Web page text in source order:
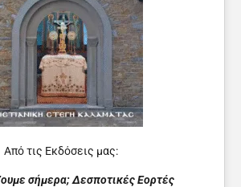
Από τις Εκδόσεις μας:
σήμερα; Δεσποτικές Εορτές